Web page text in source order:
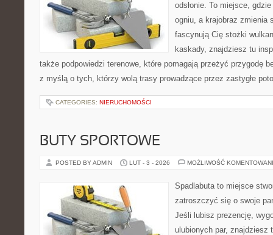
odsłonie. To miejsce,
ogniu, a krajobraz zmienia
fascynują Cię stożki
kaskady, znajdziesz tu
także podpowiedzi terenowe, które pomagają przeżyć przygodę
z myślą o tych, którzy wolą trasy prowadzące przez zastygłe
CATEGORIES: NIERUCHOMOŚCI
BUTY SPORTOWE
POSTED BY ADMIN LUT - 3 - 2026 MOŻLIWOŚĆ
Spadlabuta to miejsce
zatroszczyć się o swoje
Jeśli lubisz prezencję,
ulubionych par, znajdziesz